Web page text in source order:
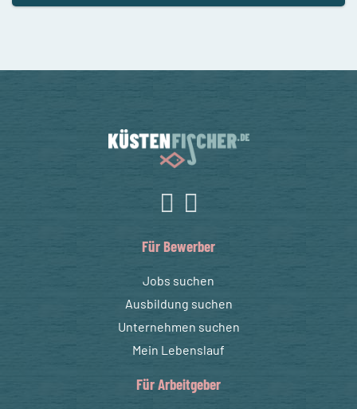
Für Bewerber
Jobs suchen
Ausbildung suchen
Unternehmen suchen
Mein Lebenslauf
Für Arbeitgeber